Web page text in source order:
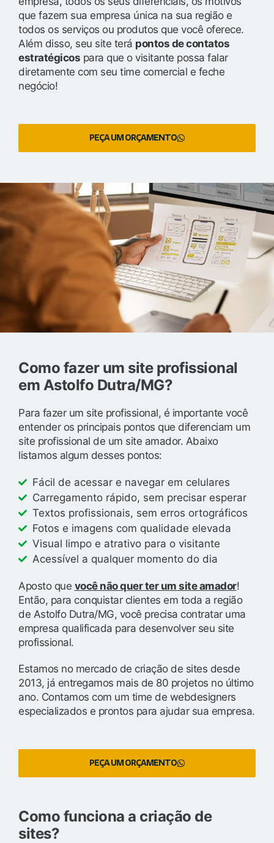
que fazem sua empresa única na sua região e
todos os serviços ou produtos que você oferece.
Além disso, seu site terá pontos de contatos
estratégicos para que o visitante possa falar
diretamente com seu time comercial e feche
negócio!
PEÇA UM ORÇAMENTO
Como fazer um site profissional
em Astolfo Dutra/MG?
Para fazer um site profissional, é importante você
entender os principais pontos que diferenciam um
site profissional de um site amador. Abaixo
listamos algum desses pontos:
Fácil de acessar e navegar em celulares
Carregamento rápido, sem precisar esperar
Textos profissionais, sem erros ortográficos
Fotos e imagens com qualidade elevada
Visual limpo e atrativo para o visitante
Acessível a qualquer momento do dia
Aposto que você não quer ter um site amador!
Então, para conquistar clientes em toda a região
de Astolfo Dutra/MG, você precisa contratar uma
empresa qualificada para desenvolver seu site
profissional.
Estamos no mercado de criação de sites desde
2013, já entregamos mais de 80 projetos no último
ano. Contamos com um time de webdesigners
especializados e prontos para ajudar sua empresa.
PEÇA UM ORÇAMENTO
Como funciona a criação de
sites?